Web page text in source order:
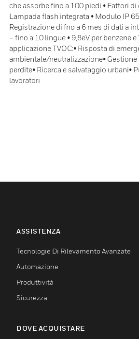
che assorbe fino a 100 piedi • Fattori
Lampada flash integrata • Modulo IP
Registrazione di fno a 6 mes di dati a
– fino a 10 lingue • 9,8eV per benzene
applicazione TVOC:• Risposta di
ambientale/neutralizzazione•
perdite• Ricerca e salvataggio urbani•
lavoratori
ASSISTENZA
Tecnologie Di Rilevamento Avanzate
Automazione
Produttività
Sicurezza
DOVE ACQUISTARE